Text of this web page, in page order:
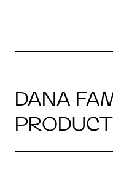
DANA